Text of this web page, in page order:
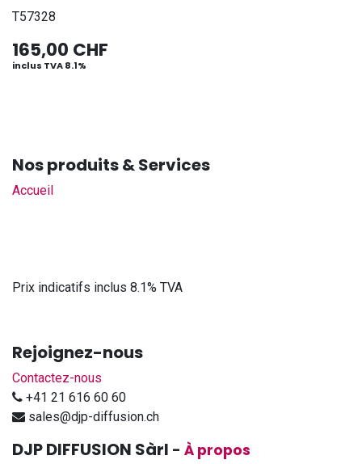
T57328
165,00 CHF
inclus TVA 8.1%
Nos produits & Services
Accueil
Prix indicatifs inclus 8.1% TVA
Rejoignez-nous
Contactez-nous
+41 21 616 60 60
sales@djp-diffusion.ch
DJP DIFFUSION Sàrl - À propos